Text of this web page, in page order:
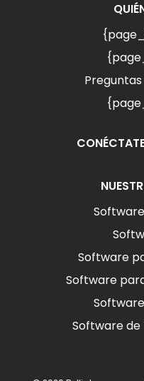
Software
Software
Software de